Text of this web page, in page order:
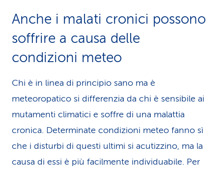
Anche i malati cronici possono
soffrire a causa delle
condizioni meteo
Chi è in linea di principio sano ma è
meteoropatico si differenzia da chi è sensibile ai
mutamenti climatici e soffre di una malattia
cronica. Determinate condizioni meteo fanno sì
che i disturbi di questi ultimi si acutizzino, ma la
causa di essi è più facilmente individuabile. Per